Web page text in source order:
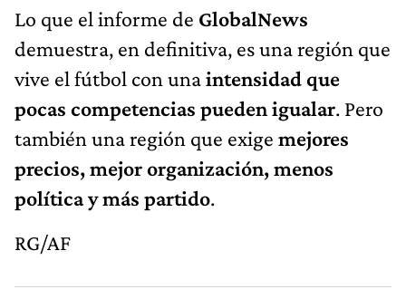
Lo que el informe de GlobalNews
demuestra, en definitiva, es una región que
vive el fútbol con unaintensidad que
pocas competencias pueden igualar. Pero
también una región que exige mejores
precios, mejor organización, menos
política y más partido.
RG/AF